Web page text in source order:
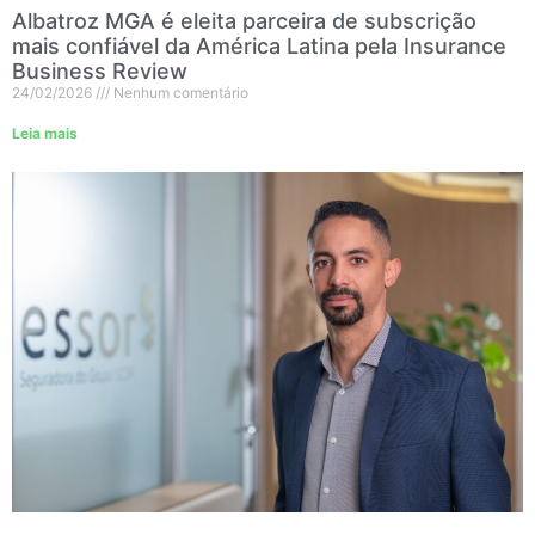
Albatroz MGA é eleita parceira de subscrição
mais confiável da América Latina pela Insurance
Business Review
24/02/2026 Nenhum comentário
Leia mais